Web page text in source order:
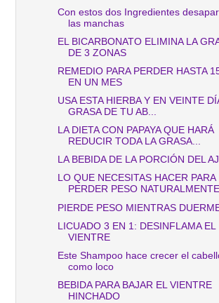
Con estos dos Ingredientes
las manchas
EL BICARBONATO ELIMINA LA
DE 3 ZONAS
REMEDIO PARA PERDER HASTA
EN UN MES
USA ESTA HIERBA Y EN VEINTE
GRASA DE TU AB...
LA DIETA CON PAPAYA QUE HARÁ
REDUCIR TODA LA GRASA...
LA BEBIDA DE LA PORCIÓN DEL
LO QUE NECESITAS HACER PARA
PERDER PESO NATURALMENTE
PIERDE PESO MIENTRAS
LICUADO 3 EN 1: DESINFLAMA EL
VIENTRE
Este Shampoo hace crecer el
como loco
BEBIDA PARA BAJAR EL VIENTRE
HINCHADO